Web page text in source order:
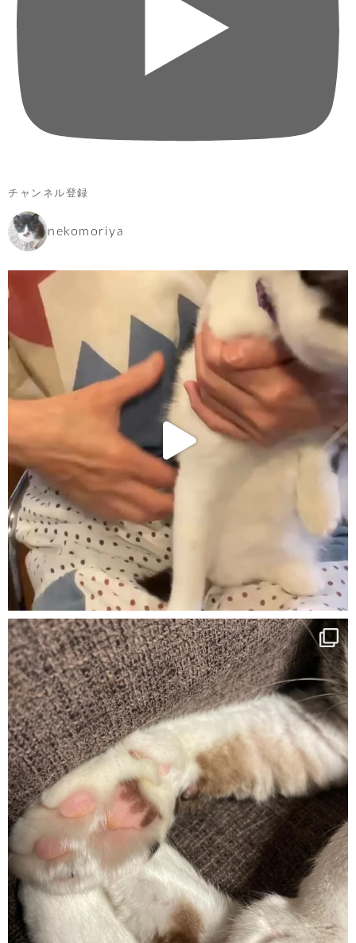
チャンネル登録
nekomoriya